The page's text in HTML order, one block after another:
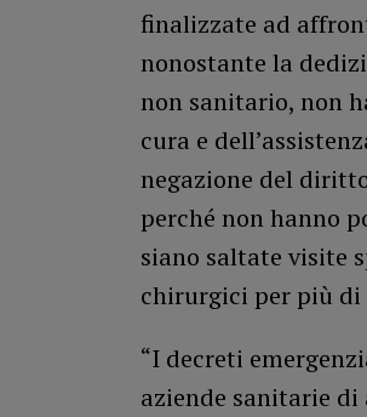
finalizzate ad
nonostante la
non sanitario, non
cura e
negazione del
perché non hanno
siano saltate visite
chirurgici per più di
“I decreti
aziende sanitarie di